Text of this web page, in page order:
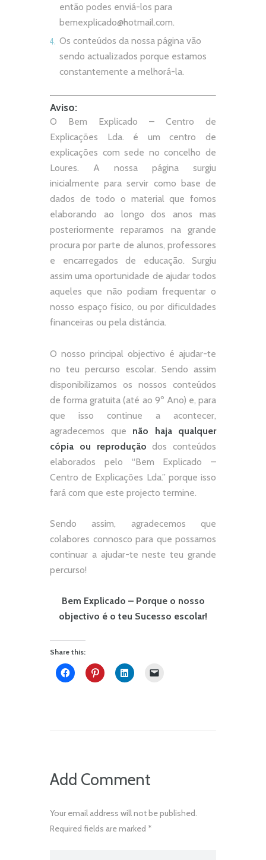
então podes enviá-los para
bemexplicado@hotmail.com.
Os conteúdos da nossa página vão
sendo actualizados porque estamos
constantemente a melhorá-la.
Aviso:
O Bem Explicado – Centro de
Explicações Lda. é um centro de
explicações com sede no concelho de
Loures. A nossa página surgiu
inicialmente para servir como base de
dados de todo o material que fomos
elaborando ao longo dos anos mas
posteriormente reparamos na grande
procura por parte de alunos, professores
e encarregados de educação. Surgiu
assim uma oportunidade de ajudar todos
aqueles que não podiam frequentar o
nosso espaço físico, ou por dificuldades
financeiras ou pela distância.
O nosso principal objectivo é ajudar-te
no teu percurso escolar. Sendo assim
disponibilizamos os nossos conteúdos
de forma gratuita (até ao 9º Ano) e, para
que isso continue a acontecer,
agradecemos que não
haja qualquer
cópia ou reprodução dos conteúdos
elaborados pelo “Bem Explicado –
Centro de Explicações Lda.” porque isso
fará com que este projecto termine.
Sendo assim, agradecemos que
colabores connosco para que possamos
continuar a ajudar-te neste teu grande
percurso!
Bem Explicado – Porque o nosso
objectivo é o teu Sucesso escolar!
Share this:
Add Comment
Your email address will not be published.
Required fields are marked *